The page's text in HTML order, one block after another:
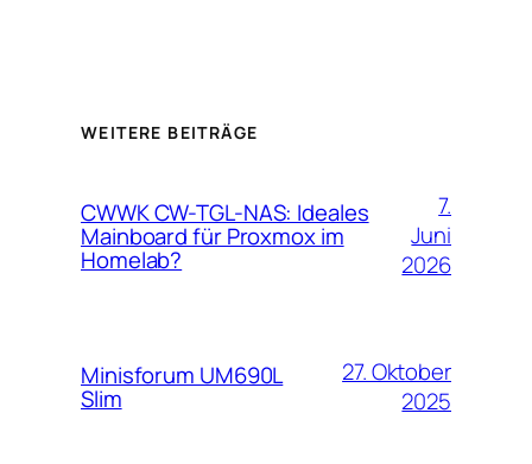
WEITERE BEITRÄGE
CWWK CW-TGL-NAS: Ideales
Mainboard für Proxmox im
Homelab?
7.
Juni
2026
Minisforum UM690L
Slim
27. Oktober
2025